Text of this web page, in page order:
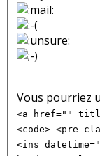
Vous pourriez
<a href=""
<code> <pre
<ins